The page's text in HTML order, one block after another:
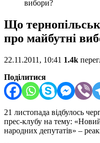
вибори?
Що
про майбутні
22.11.2011, 10:41 1.4k
Поділитися
21 листопада відбулось
прес-клубу на тему:
народних депутатів» –